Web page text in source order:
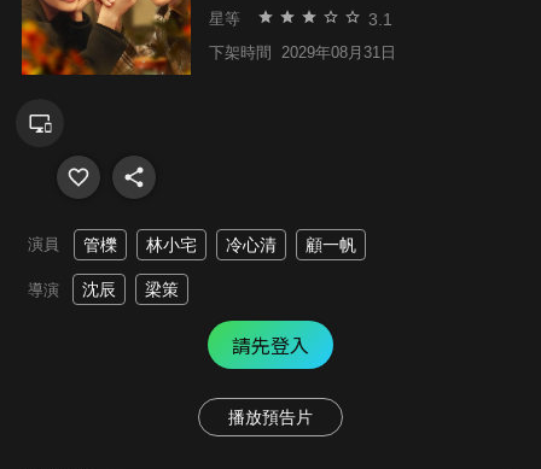
星等 3.1
下架時間 2029年08月31日
演員 管櫟 林小宅 冷心清 顧一帆
導演 沈辰 梁策
請先登入
播放預告片